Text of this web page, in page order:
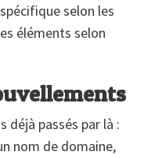
selon les
éléments selon
déjà passés par là :
nom de domaine,